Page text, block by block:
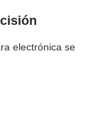
electrónica se